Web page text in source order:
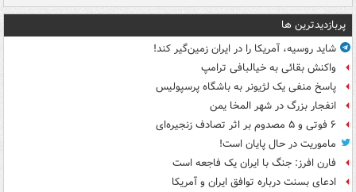
پربازدیدترین ها
شاید روسیه، آمریکا را در ایران زمین‌گیر کند!
واکنش بقائی به خیالبافی ترامپ
پاسخ منفی یک لژیونر به باشگاه پرسپولیس
انفجار بزرگ در شهر المخا یمن
۶ فوتی و ۵ مصدوم بر اثر تصادف زنجیره‌ای
ماموریت در حال پایان است!
فارن افرز: جنگ با ایران یک فاجعه است
ادعای بسنت درباره توافق ایران و آمریکا